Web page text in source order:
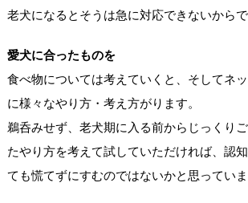
老犬になるとそうは急に対応できないからで
愛犬に合ったものを
食べ物については考えていくと、そしてネ
に様々なやり方・考え方がります。
鵜呑みせず、老犬期に入る前からじっくり
たやり方を考えて試していただければ、認
ても慌てずにすむのではないかと思っていま